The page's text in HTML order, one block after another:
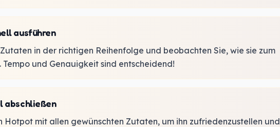
ausführen
in der richtigen Reihenfolge und beobachten Sie, wie sie zum
und Genauigkeit sind entscheidend!
abschließen
Hotpot mit allen gewünschten Zutaten, um ihn zufriedenzustellen und